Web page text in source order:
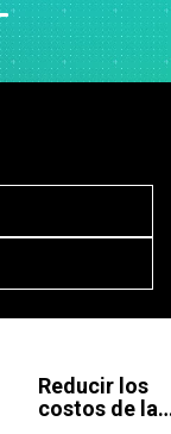
Reducir los
costos de la